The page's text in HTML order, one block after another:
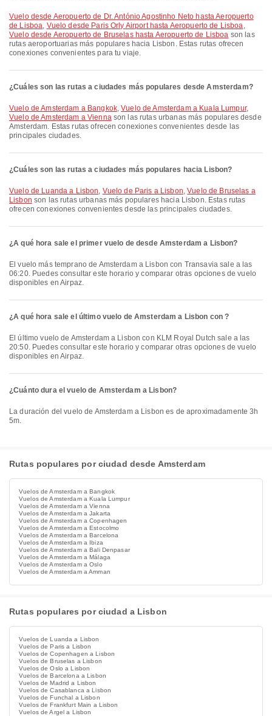
Vuelo desde Aeropuerto de Dr. António Agostinho Neto hasta Aeropuerto
de Lisboa, Vuelo desde Paris Orly Airport hasta Aeropuerto de Lisboa,
Vuelo desde Aeropuerto de Bruselas hasta Aeropuerto de Lisboa son las
rutas aeroportuarias más populares hacia Lisbon. Estas rutas ofrecen
conexiones convenientes para tu viaje.
¿Cuáles son las rutas a ciudades más populares desde Amsterdam?
Vuelo de Amsterdam a Bangkok,Vuelo de Amsterdam a Kuala Lumpur,
Vuelo de Amsterdam a Viennason las rutas urbanas más populares desde
Amsterdam. Estas rutas ofrecen conexiones convenientes desde las
principales ciudades.
¿Cuáles son las rutas a ciudades más populares hacia Lisbon?
Vuelo de Luanda a Lisbon, Vuelo de Paris a Lisbon,Vuelo de Bruselas a
Lisbon son las rutas urbanas más populares hacia Lisbon. Estas rutas
ofrecen conexiones convenientes desde las principales ciudades.
¿A qué hora sale el primer vuelo de desde Amsterdam a Lisbon?
El vuelo más temprano de Amsterdam a Lisbon con Transavia sale a las
06:20. Puedes consultar este horario y comparar otras opciones de vuelo
disponibles en Airpaz.
¿A qué hora sale el último vuelo de Amsterdam a Lisbon con ?
El último vuelo de Amsterdam a Lisbon con KLM Royal Dutch sale a las
20:50. Puedes consultar este horario y comparar otras opciones de vuelo
disponibles en Airpaz.
¿Cuánto dura el vuelo de Amsterdam a Lisbon?
La duración del vuelo de Amsterdam a Lisbon es de aproximadamente 3h
5m.
Rutas populares por ciudad desde Amsterdam
Vuelos de Amsterdam a Bangkok
Vuelos de Amsterdam a Kuala Lumpur
Vuelos de Amsterdam a Vienna
Vuelos de Amsterdam a Jakarta
Vuelos de Amsterdam a Copenhagen
Vuelos de Amsterdam a Estocolmo
Vuelos de Amsterdam a Barcelona
Vuelos de Amsterdam a Ibiza
Vuelos de Amsterdam a Bali Denpasar
Vuelos de Amsterdam a Málaga
Vuelos de Amsterdam a Oslo
Vuelos de Amsterdam a Amman
Rutas populares por ciudad a Lisbon
Vuelos de Luanda a Lisbon
Vuelos de Paris a Lisbon
Vuelos de Copenhagen a Lisbon
Vuelos de Bruselas a Lisbon
Vuelos de Oslo a Lisbon
Vuelos de Barcelona a Lisbon
Vuelos de Madrid a Lisbon
Vuelos de Casablanca a Lisbon
Vuelos de Funchal a Lisbon
Vuelos de Frankfurt Main a Lisbon
Vuelos de Argel a Lisbon